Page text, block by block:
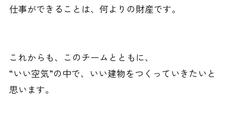
仕事ができることは、何よりの財産です。
これからも、このチームとともに、
“いい空気”の中で、いい建物をつくっていきたいと
思います。